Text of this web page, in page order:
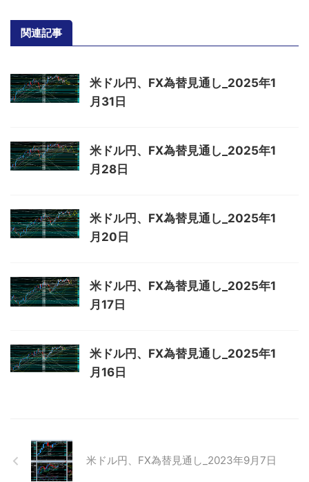
関連記事
米ドル円、FX為替見通し_2025年1
月31日
米ドル円、FX為替見通し_2025年1
月28日
米ドル円、FX為替見通し_2025年1
月20日
米ドル円、FX為替見通し_2025年1
月17日
米ドル円、FX為替見通し_2025年1
月16日
米ドル円、FX為替見通し_2023年9月7日